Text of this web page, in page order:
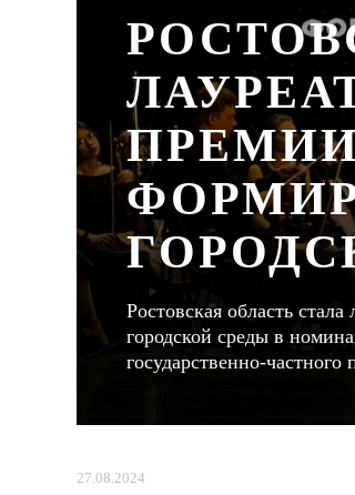
Ростовская область
городской среды в
государственно-частного
27.08.2024